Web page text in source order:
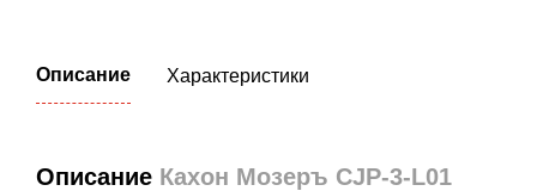
Описание Характеристики
Описание Кахон Мозеръ CJP-3-L01